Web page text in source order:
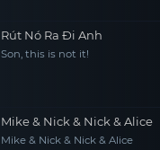
Rút Nó Ra Đi Anh
Son, this is not it!
Mike & Nick & Nick & Alice
Mike & Nick & Nick & Alice